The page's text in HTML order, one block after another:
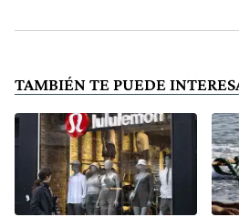
TAMBIÉN TE PUEDE